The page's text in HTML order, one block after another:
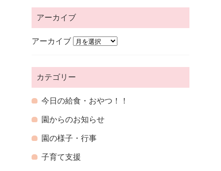
アーカイブ
アーカイブ
カテゴリー
今日の給食・おやつ！！
園からのお知らせ
園の様子・行事
子育て支援